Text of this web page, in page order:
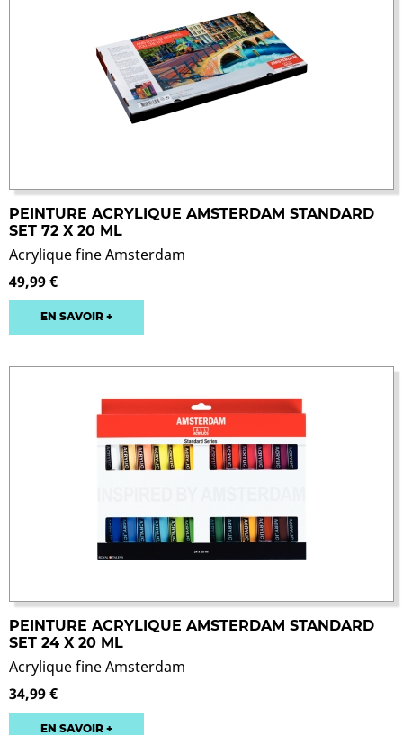
PEINTURE ACRYLIQUE AMSTERDAM STANDARD
SET 72 X 20 ML
Acrylique fine Amsterdam
49,99 €
EN SAVOIR +
PEINTURE ACRYLIQUE AMSTERDAM STANDARD
SET 24 X 20 ML
Acrylique fine Amsterdam
34,99 €
EN SAVOIR +